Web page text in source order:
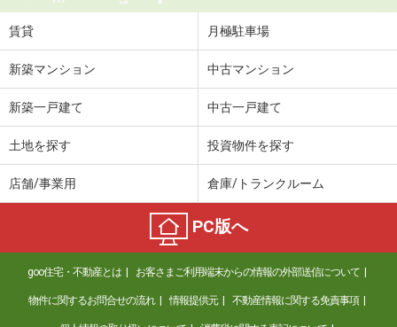
賃貸 月極駐車場
新築マンション 中古マンション
新築一戸建て 中古一戸建て
土地を探す 投資物件を探す
店舗/事業用 倉庫/トランクルーム
PC版へ
goo住宅・不動産とは お客さまご利用端末からの情報の外部送信について
物件に関するお問合せの流れ 情報提供元 不動産情報に関する免責事項